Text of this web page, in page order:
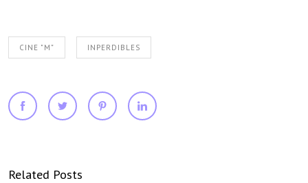
CINE "M" INPERDIBLES
Related Posts